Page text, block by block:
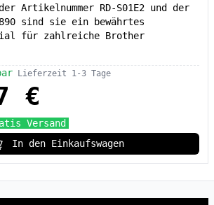
Artikelnummer RD-S01E2 und der
sind sie ein bewährtes
für zahlreiche Brother
Lieferzeit 1-3 Tage
€
Versand
In den Einkaufswagen